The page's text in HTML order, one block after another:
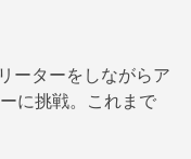
ーターをしながらア
に挑戦。これまで